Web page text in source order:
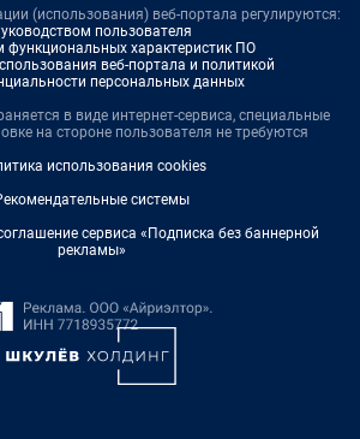
(использования) веб-портала регулируются:
пользователя
функциональных характеристик ПО
веб-портала и политикой
персональных данных
в виде интернет-сервиса, специальные
на стороне пользователя не требуются
использования cookies
системы
сервиса «Подписка без баннерной
рекламы»